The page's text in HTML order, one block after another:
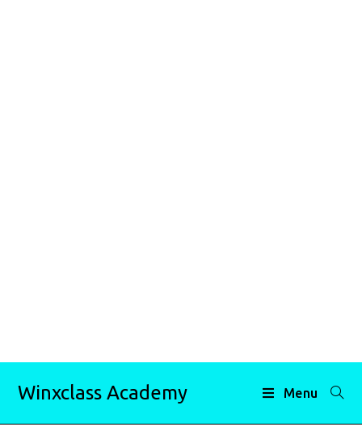
Winxclass Academy Menu